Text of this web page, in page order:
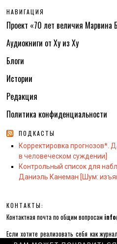
НАВИГАЦИЯ
Проект «70 лет величия Марвина
Аудиокниги от Ху из Ху
Блоги
Истории
Редакция
Политика конфиденциальности
ПОДКАСТЫ
Корректировка прогнозов*.
в человеческом суждении]
Контрольный список для
Даниэль Канеман [Шум:
КОНТАКТЫ:
Контактная почта по общим вопросам
Если хотите реализовать себя как